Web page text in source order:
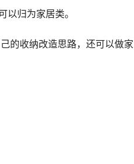
归为家居类。
的收纳改造思路，还可以做家